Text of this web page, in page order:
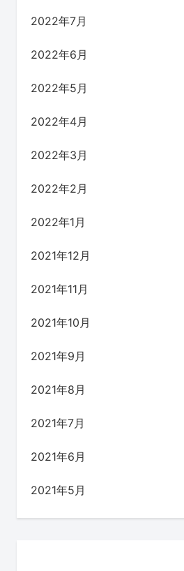
2022年7月
2022年6月
2022年5月
2022年4月
2022年3月
2022年2月
2022年1月
2021年12月
2021年11月
2021年10月
2021年9月
2021年8月
2021年7月
2021年6月
2021年5月